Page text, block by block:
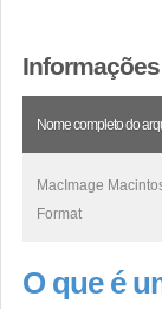
Nome completo do
MacImage
Format
O que é